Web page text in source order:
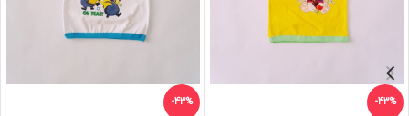
-43%
-43%